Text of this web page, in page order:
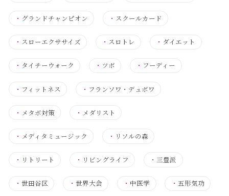
・ グランドチャンピオン ・ スクールカード
・ スローエクササイズ ・ スロトレ ・ ダイエット
・ タイチーウォーク ・ ツボ ・ フーディー
・ フィットネス ・ フランソワ・デュボワ
・ メタボ対策 ・ メダリスト
・ メディタミュージック ・ リソルの森
・ リトリート ・ リビングライフ ・三豊派
・ 世田谷区 ・世界大会 ・ 中医学 ・ 五形気功